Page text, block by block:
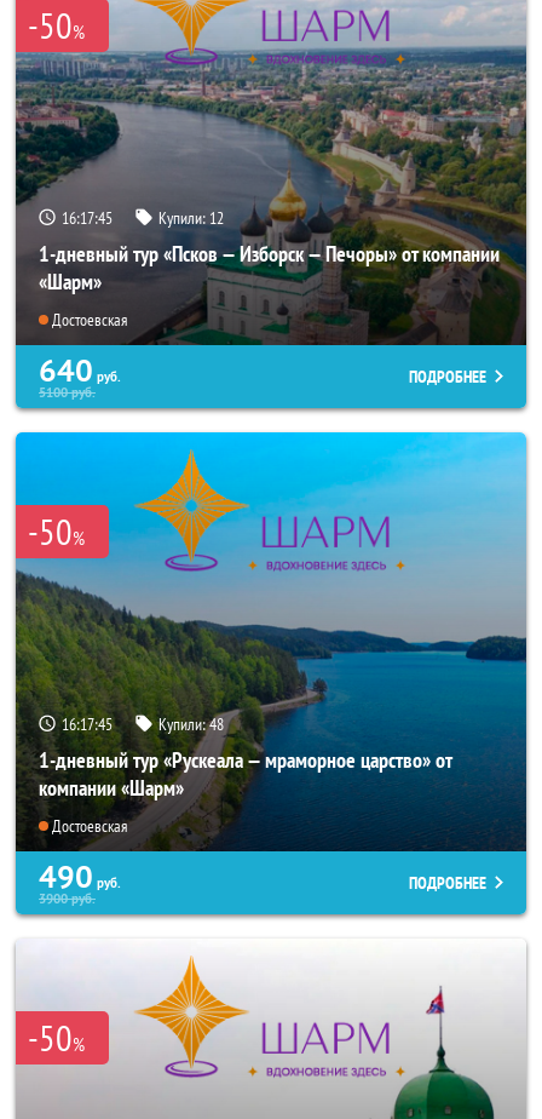
-50%
16:17:44 Купили: 12
1-дневный тур «Псков — Изборск — Печоры» от компании
«Шарм»
Достоевская
640 руб.
5100руб.
ПОДРОБНЕЕ
-50%
16:17:44 Купили:48
1-дневный тур «Рускеала — мраморное царство» от
компании «Шарм»
Достоевская
490 руб.
3900руб.
ПОДРОБНЕЕ
-50%